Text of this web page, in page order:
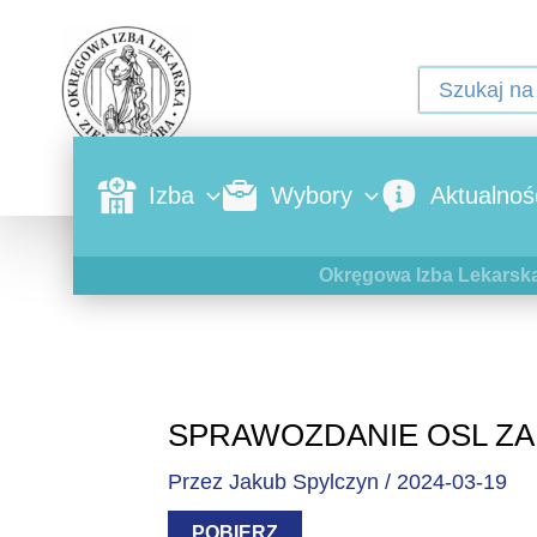
Izba Wybory
Okręgowa Izba
SPRAWOZDANIE OSL
PrzezJakub Spylczyn/ 2024-03-19